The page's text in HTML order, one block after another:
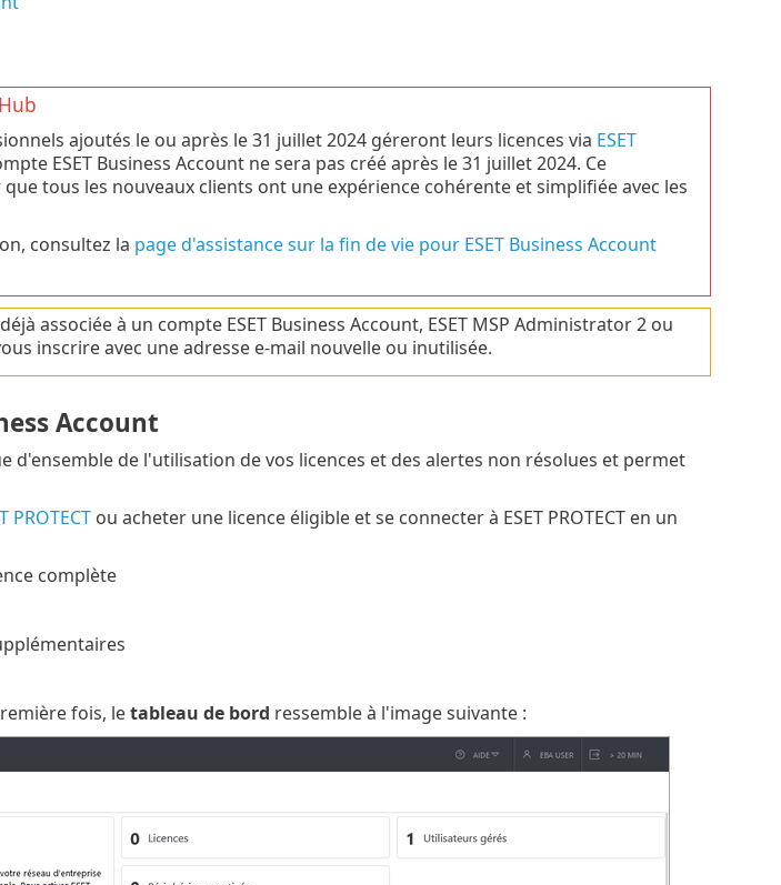
ajoutés le ou après le 31 juillet 2024 géreront leurs licences via ESET
ESET Business Account ne sera pas créé après le 31 juillet 2024. Ce
tous les nouveaux clients ont une expérience cohérente et simplifiée avec les
consultez la page d'assistance sur la fin de vie pour ESET Business Account
associée à un compte ESET Business Account, ESET MSP Administrator 2 ou
inscrire avec une adresse e-mail nouvelle ou inutilisée.
Account
d'ensemble de l'utilisation de vos licences et des alertes non résolues et permet
PROTECTou acheter une licence éligible et se connecter à ESET PROTECT en un
complète
fois, letableau de bord ressemble à l'image suivante :